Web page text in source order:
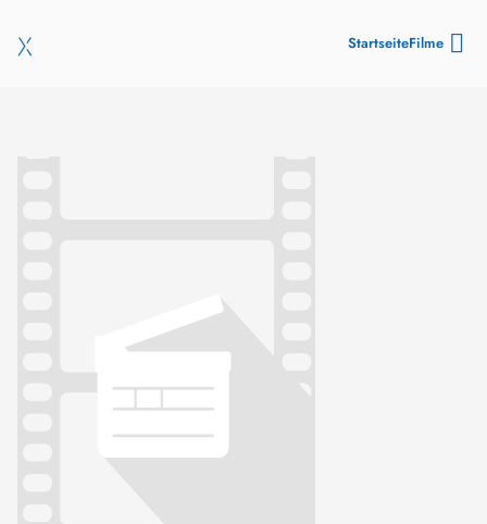
StartseiteFilme